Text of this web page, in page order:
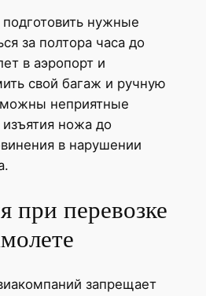
нужные
за полтора часа до
в аэропорт и
свой багаж и ручную
неприятные
изъятия ножа до
в нарушении
при перевозке
запрещает